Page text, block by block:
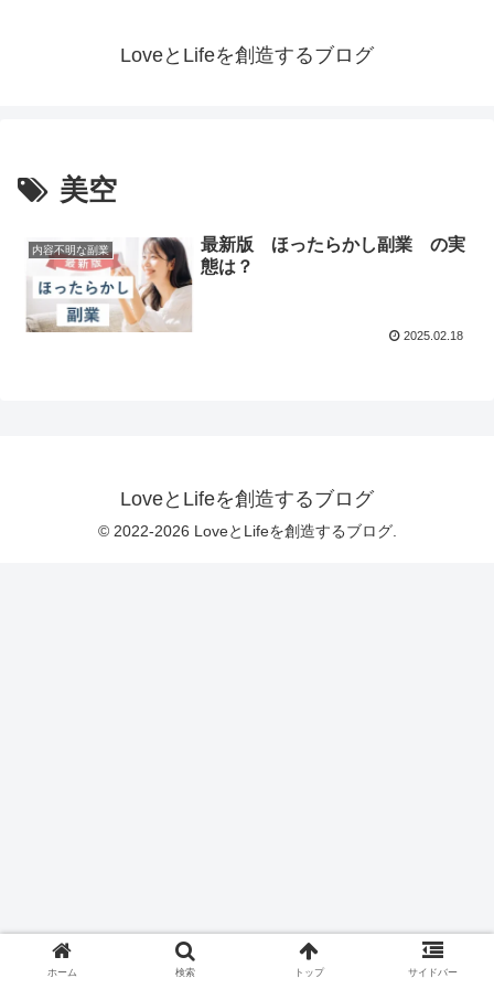
LoveとLifeを創造するブログ
美空
内容不明な副業
最新版 ほったらかし副業 の実
態は？
2025.02.18
LoveとLifeを創造するブログ
© 2022-2026 LoveとLifeを創造するブログ.
ホーム 検索 トップ サイドバー